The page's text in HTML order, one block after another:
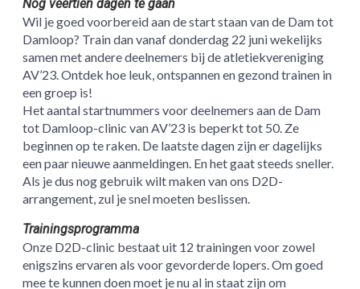
Nog veertien dagen te gaan
Wil je goed voorbereid aan de start staan van de Dam tot
Damloop? Train dan vanaf donderdag 22 juni wekelijks
samen met andere deelnemers bij de atletiekvereniging
AV’23. Ontdek hoe leuk, ontspannen en gezond trainen in
een groep is!
Het aantal startnummers voor deelnemers aan de Dam
tot Damloop-clinic van AV’23 is beperkt tot 50. Ze
beginnen op te raken. De laatste dagen zijn er dagelijks
een paar nieuwe aanmeldingen. En het gaat steeds sneller.
Als je dus nog gebruik wilt maken van ons D2D-
arrangement, zul je snel moeten beslissen.
Trainingsprogramma
Onze D2D-clinic bestaat uit 12 trainingen voor zowel
enigszins ervaren als voor gevorderde lopers. Om goed
mee te kunnen doen moet je nu al in staat zijn om